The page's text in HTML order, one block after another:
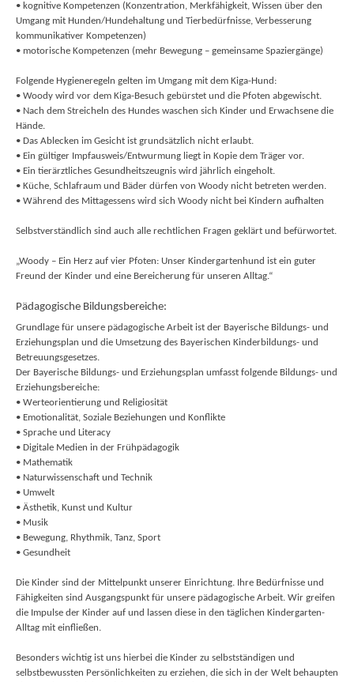
• kognitive Kompetenzen (Konzentration, Merkfähigkeit, Wissen über den
Umgang mit Hunden/Hundehaltung und Tierbedürfnisse, Verbesserung
kommunikativer Kompetenzen)
• motorische Kompetenzen (mehr Bewegung – gemeinsame Spaziergänge)
Folgende Hygieneregeln gelten im Umgang mit dem Kiga-Hund:
• Woody wird vor dem Kiga-Besuch gebürstet und die Pfoten abgewischt.
• Nach dem Streicheln des Hundes waschen sich Kinder und Erwachsene die
Hände.
• Das Ablecken im Gesicht ist grundsätzlich nicht erlaubt.
• Ein gültiger Impfausweis/Entwurmung liegt in Kopie dem Träger vor.
• Ein tierärztliches Gesundheitszeugnis wird jährlich eingeholt.
• Küche, Schlafraum und Bäder dürfen von Woody nicht betreten werden.
• Während des Mittagessens wird sich Woody nicht bei Kindern aufhalten
Selbstverständlich sind auch alle rechtlichen Fragen geklärt und befürwortet.
„Woody – Ein Herz auf vier Pfoten: Unser Kindergartenhund ist ein guter
Freund der Kinder und eine Bereicherung für unseren Alltag.“
Pädagogische Bildungsbereiche:
Grundlage für unsere pädagogische Arbeit ist der Bayerische Bildungs- und
Erziehungsplan und die Umsetzung des Bayerischen Kinderbildungs- und
Betreuungsgesetzes.
Der Bayerische Bildungs- und Erziehungsplan umfasst folgende Bildungs- und
Erziehungsbereiche:
• Werteorientierung und Religiosität
• Emotionalität, Soziale Beziehungen und Konflikte
• Sprache und Literacy
• Digitale Medien in der Frühpädagogik
• Mathematik
• Naturwissenschaft und Technik
• Umwelt
• Ästhetik, Kunst und Kultur
• Musik
• Bewegung, Rhythmik, Tanz, Sport
• Gesundheit
Die Kinder sind der Mittelpunkt unserer Einrichtung. Ihre Bedürfnisse und
Fähigkeiten sind Ausgangspunkt für unsere pädagogische Arbeit. Wir greifen
die Impulse der Kinder auf und lassen diese in den täglichen Kindergarten-
Alltag mit einfließen.
Besonders wichtig ist uns hierbei die Kinder zu selbstständigen und
selbstbewussten Persönlichkeiten zu erziehen, die sich in der Welt behaupten